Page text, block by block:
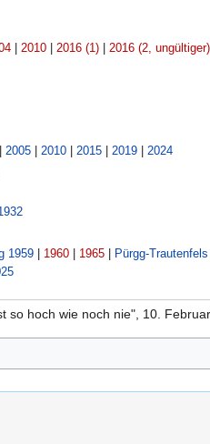
| 2010| 2016 (1)| 2016 (2, ungültiger)
2005 2010 2015 2019
2024
1959| 1960| 1965| Pürgg-
so hoch wie noch nie", 10.